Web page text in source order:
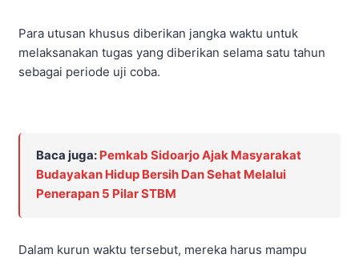
Para utusan khusus diberikan jangka waktu untuk
melaksanakan tugas yang diberikan selama satu tahun
sebagai periode uji coba.
Baca juga: Pemkab Sidoarjo Ajak Masyarakat
Budayakan Hidup Bersih Dan Sehat Melalui
Penerapan 5 Pilar STBM
Dalam kurun waktu tersebut, mereka harus mampu